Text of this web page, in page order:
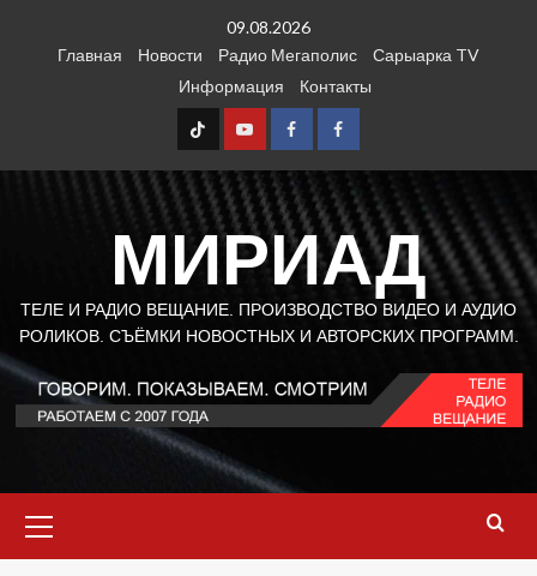
09.08.2026
Главная
Новости Радио Мегаполис
Сарыарка TV
Информация
Контакты
TT Youtube
FB1 FB2
МИРИАД
ТЕЛЕ И РАДИО ВЕЩАНИЕ. ПРОИЗВОДСТВО ВИДЕО И АУДИО
РОЛИКОВ. СЪЁМКИ НОВОСТНЫХ И АВТОРСКИХ ПРОГРАММ.
меню